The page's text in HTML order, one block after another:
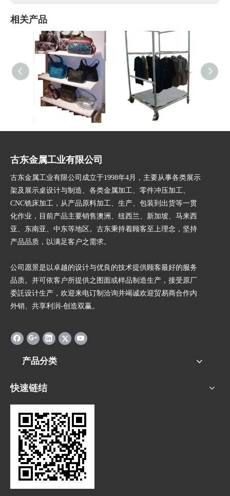
相关产品
中岛架 大型中岛架-錏管
古东金属工业有限公司
古东金属工业有限公司成立于1998年4月，主要从事各类展示
架及展示桌设计与制造、各类金属加工、零件冲压加工、
CNC铣床加工，从产品原料加工、生产、包装到出货等一贯
化作业，目前产品主要销售澳洲、纽西兰、新加坡、马来西
亚、东南亚、中东等地区。古东秉持着顾客至上理念，坚持
产品品质，以满足客户之需求。
公司愿景是以卓越的设计与优良的技术提供顾客最好的服务
品质。并可依客户所提供之图面或样品制造生产，接受原厂
委託设计生产，欢迎来电订制洽询并竭诚欢迎贸易商合作内
外销、共享利润-创造双赢。
产品分类
快速链结